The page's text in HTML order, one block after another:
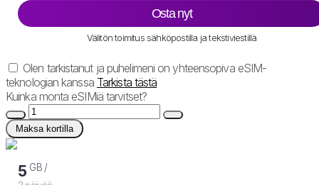
Osta nyt
Välitön toimitus sähköpostilla ja tekstiviestillä
Olen tarkistanut ja puhelimeni on yhteensopiva eSIM-
teknologian kanssa Tarkista tästä
Kuinka monta eSIMiä tarvitset?
Maksa kortilla
5 GB /